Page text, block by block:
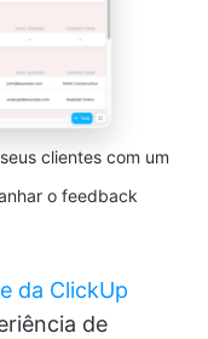
clientes com um
o feedback
da ClickUp
de